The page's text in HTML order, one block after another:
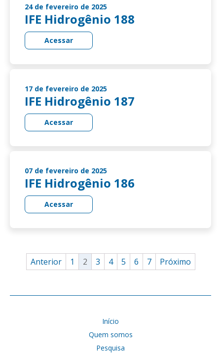
24 de fevereiro de 2025
IFE Hidrogênio 188
Acessar
17 de fevereiro de 2025
IFE Hidrogênio 187
Acessar
07 de fevereiro de 2025
IFE Hidrogênio 186
Acessar
Anterior 1 2 3 4 5 6 7 Próximo
Início
Quem somos
Pesquisa